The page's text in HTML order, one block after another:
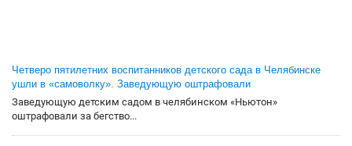
Четверо пятилетних воспитанников детского сада в Челябинске
ушли в «самоволку». Заведующую оштрафовали
Заведующую детским садом в челябинском «Ньютон»
оштрафовали за бегство...